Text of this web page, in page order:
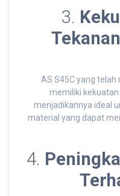
3.
AS S45C yang
memiliki
menjadikannya ideal
material yang dapat
4.